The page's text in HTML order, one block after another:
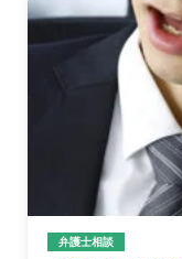
弁護士相談